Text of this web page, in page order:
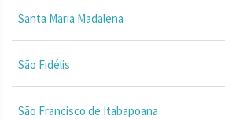
Santa Maria Madalena
São Fidélis
São Francisco de Itabapoana